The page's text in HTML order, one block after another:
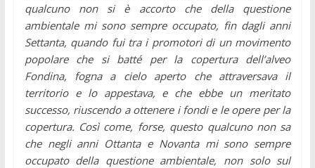
qualcuno non si è accorto che della questione
ambientale mi sono sempre occupato, fin dagli anni
Settanta, quando fui tra i promotori di un movimento
popolare che si batté per la copertura dell’alveo
Fondina, fogna a cielo aperto che attraversava il
territorio e lo appestava, e che ebbe un meritato
successo, riuscendo a ottenere i fondi e le opere per la
copertura. Così come, forse, questo qualcuno non sa
che negli anni Ottanta e Novanta mi sono sempre
occupato della questione ambientale, non solo sul